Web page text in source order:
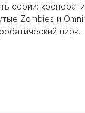
серии:
Zombies и
цирк.